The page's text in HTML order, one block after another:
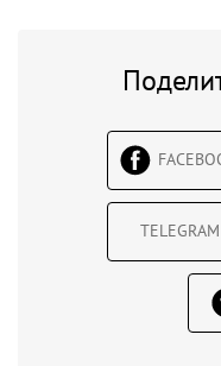
TELEGRAM